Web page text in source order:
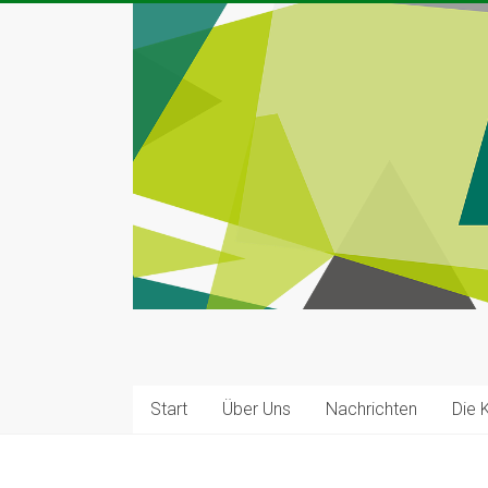
Bühne
Start Über Uns Nachrichten Die